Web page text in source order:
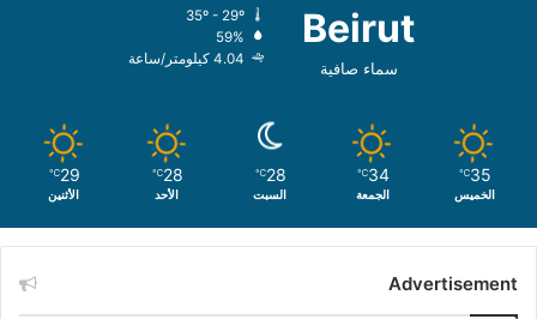
Beirut
سماء صافية
59%
4.04 كيلومتر/ساعة
35
℃
الخميس
34
℃
الجمعة
28
℃
السبت
28
℃
الأحد
29
℃
الأثنين
Advertisement